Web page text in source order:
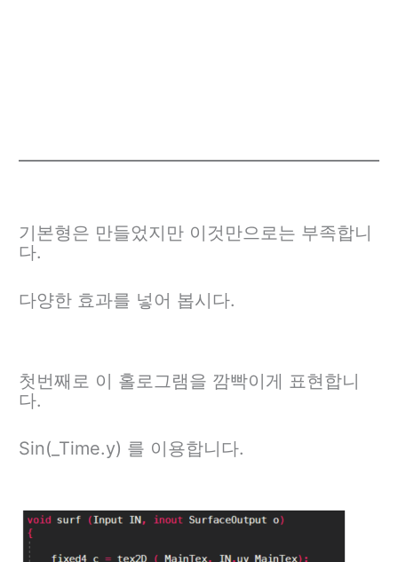
기본형은 만들었지만 이것만으로는 부족합니
다.
다양한 효과를 넣어 봅시다.
첫번째로 이 홀로그램을 깜빡이게 표현합니
다.
Sin(_Time.y) 를 이용합니다.